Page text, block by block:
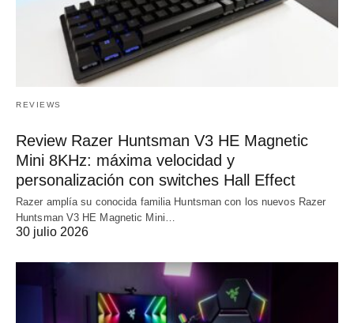
REVIEWS
Review Razer Huntsman V3 HE Magnetic
Mini 8KHz: máxima velocidad y
personalización con switches Hall Effect
Razer amplía su conocida familia Huntsman con los nuevos Razer
Huntsman V3 HE Magnetic Mini…
30 julio 2026